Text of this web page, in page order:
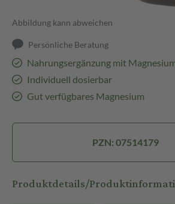
Abbildung kann abweichen
Persönliche Beratung
Nahrungsergänzung mit
Individuell dosierbar
Gut verfügbares Magnesium
PZN: 07514179
Produktdetails/